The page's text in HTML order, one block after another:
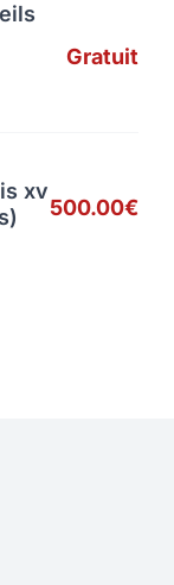
Gratuit
xv
500.00€